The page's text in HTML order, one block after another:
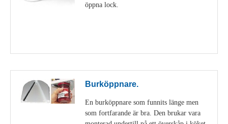
öppna lock.
Burköppnare.
En burköppnare som funnits länge men
som fortfarande är bra. Den brukar vara